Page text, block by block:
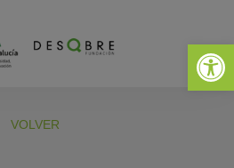
Abrir
VOLVER